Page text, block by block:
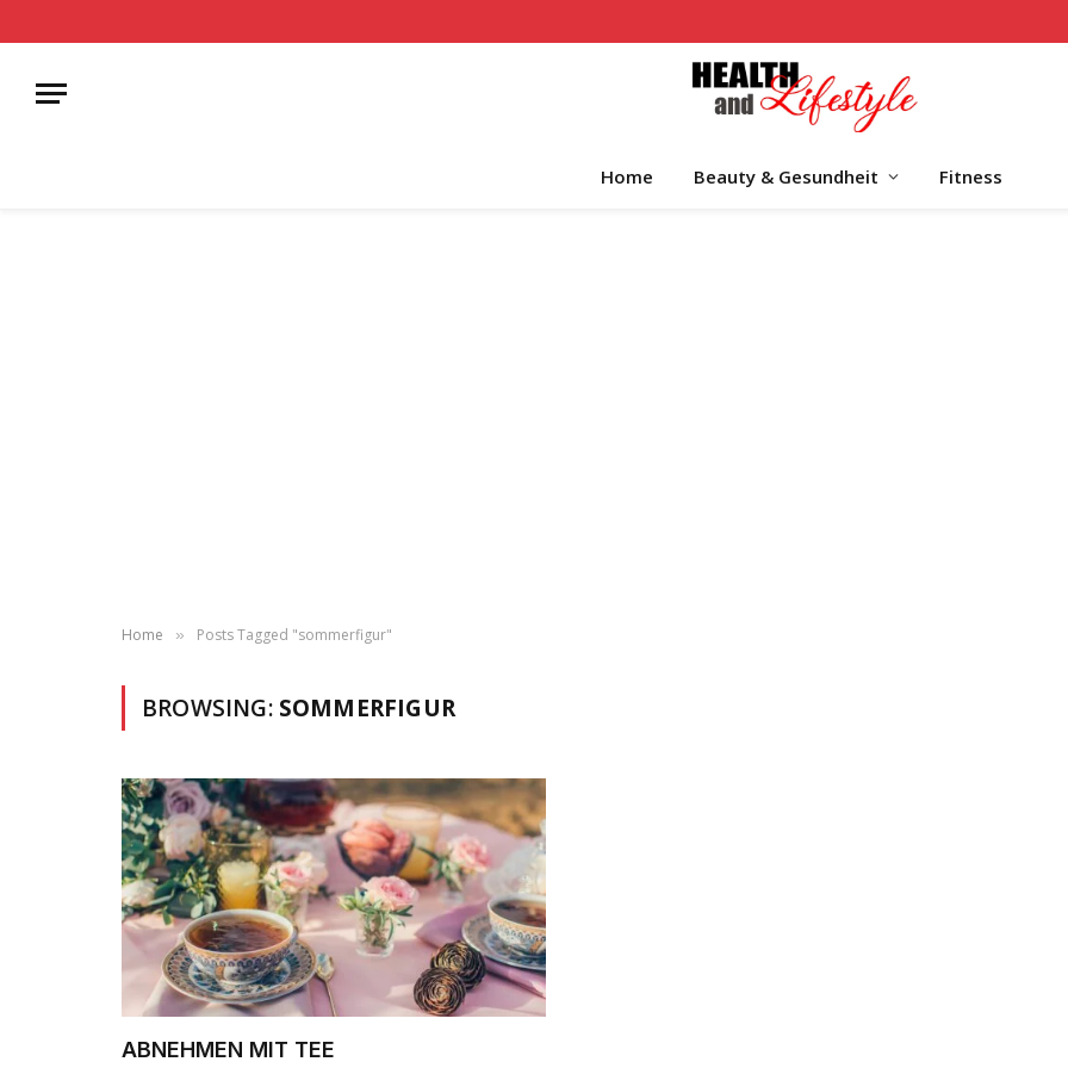
Home Beauty & Gesundheit Fitness
Home » Posts Tagged "sommerfigur"
BROWSING: SOMMERFIGUR
ABNEHMEN MIT TEE